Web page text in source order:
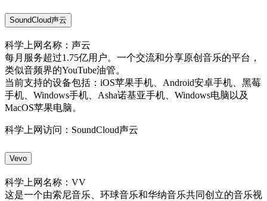
SoundCloud声云
科学上网名称：声云
每月服务超过1.75亿用户。一个交流和分享原创音乐的平台，
类似音频界的YouTube油管。
当前支持的设备包括：iOS苹果手机、Android安卓手机、黑莓
手机、Windows手机、Asha诺基亚手机、Windows电脑以及
MacOS苹果电脑。
科学上网访问：SoundCloud声云
Vevo
科学上网名称：VV
这是一个由索尼音乐、环球音乐和华纳音乐共同创立的音乐视